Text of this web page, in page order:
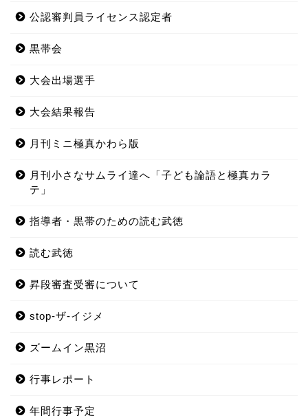
公認審判員ライセンス認定者
黒帯会
大会出場選手
大会結果報告
月刊ミニ極真かわら版
月刊小さなサムライ達へ「子ども論語と極真カラ
テ」
指導者・黒帯のための読む武徳
読む武徳
昇段審査受審について
stop-ザ-イジメ
ズームイン黒沼
行事レポート
年間行事予定